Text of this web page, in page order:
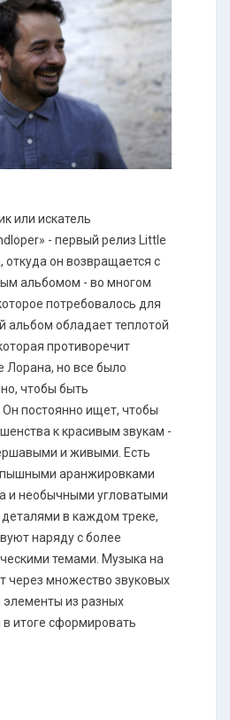
или искатель
- первый релиз Little
откуда он возвращается с
альбомом - во многом
потребовалось для
альбом обладает теплотой
противоречит
Лорана, но все было
чтобы быть
постоянно ищет, чтобы
к красивым звукам -
и живыми. Есть
аранжировками
и необычными угловатыми
в каждом треке,
наряду с более
темами. Музыка на
через множество звуковых
элементы из разных
итоге сформировать